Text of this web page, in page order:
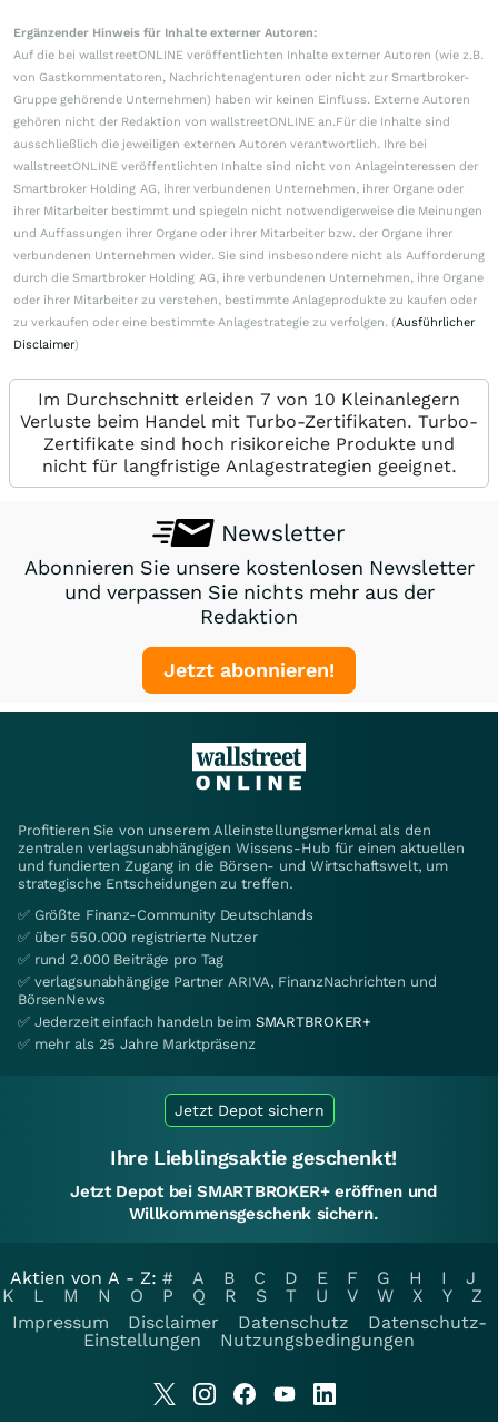
Ergänzender Hinweis für Inhalte externer Autoren:
Auf die bei wallstreetONLINE veröffentlichten Inhalte externer Autoren (wie z.B.
von Gastkommentatoren, Nachrichtenagenturen oder nicht zur Smartbroker-
Gruppe gehörende Unternehmen) haben wir keinen Einfluss. Externe Autoren
gehören nicht der Redaktion von wallstreetONLINE an.Für die Inhalte sind
ausschließlich die jeweiligen externen Autoren verantwortlich. Ihre bei
wallstreetONLINE veröffentlichten Inhalte sind nicht von Anlageinteressen der
Smartbroker Holding AG, ihrer verbundenen Unternehmen, ihrer Organe oder
ihrer Mitarbeiter bestimmt und spiegeln nicht notwendigerweise die Meinungen
und Auffassungen ihrer Organe oder ihrer Mitarbeiter bzw. der Organe ihrer
verbundenen Unternehmen wider. Sie sind insbesondere nicht als Aufforderung
durch die Smartbroker Holding AG, ihre verbundenen Unternehmen, ihre Organe
oder ihrer Mitarbeiter zu verstehen, bestimmte Anlageprodukte zu kaufen oder
zu verkaufen oder eine bestimmte Anlagestrategie zu verfolgen. (Ausführlicher
Disclaimer)
Im Durchschnitt erleiden 7 von 10 Kleinanlegern
Verluste beim Handel mit Turbo-Zertifikaten. Turbo-
Zertifikate sind hoch risikoreiche Produkte und
nicht für langfristige Anlagestrategien geeignet.
Newsletter
Abonnieren Sie unsere kostenlosen Newsletter
und verpassen Sie nichts mehr aus der
Redaktion
Jetzt abonnieren!
Profitieren Sie von unserem Alleinstellungsmerkmal als den
zentralen verlagsunabhängigen Wissens-Hub für einen aktuellen
und fundierten Zugang in die Börsen- und Wirtschaftswelt, um
strategische Entscheidungen zu treffen.
✅ Größte Finanz-Community Deutschlands
✅ über 550.000 registrierte Nutzer
✅ rund 2.000 Beiträge pro Tag
✅ verlagsunabhängige Partner ARIVA, FinanzNachrichten und
BörsenNews
✅ Jederzeit einfach handeln beim SMARTBROKER+
✅ mehr als 25 Jahre Marktpräsenz
Jetzt Depot sichern
Ihre Lieblingsaktie geschenkt!
Jetzt Depot bei SMARTBROKER+ eröffnen und
Willkommensgeschenk sichern.
Aktien von A - Z: # A B C D E F G H I
J
K
L M N O P Q R S T U V W X Y
Z
Impressum
Disclaimer Datenschutz
Datenschutz-
Einstellungen
Nutzungsbedingungen